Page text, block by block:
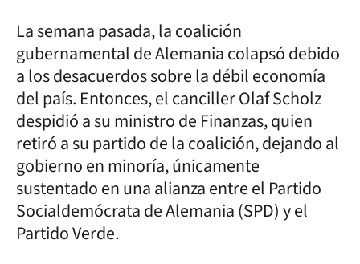
La semana pasada, la coalición
gubernamental de Alemania colapsó debido
a los desacuerdos sobre la débil economía
del país. Entonces, el canciller Olaf Scholz
despidió a su ministro de Finanzas, quien
retiró a su partido de la coalición, dejando al
gobierno en minoría, únicamente
sustentado en una alianza entre el Partido
Socialdemócrata de Alemania (SPD) y el
Partido Verde.